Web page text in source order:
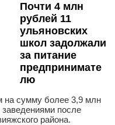
Почти 4 млн
рублей 11
ульяновских
школ задолжали
за питание
предпринимате
лю
на сумму более 3,9 млн
после
района.